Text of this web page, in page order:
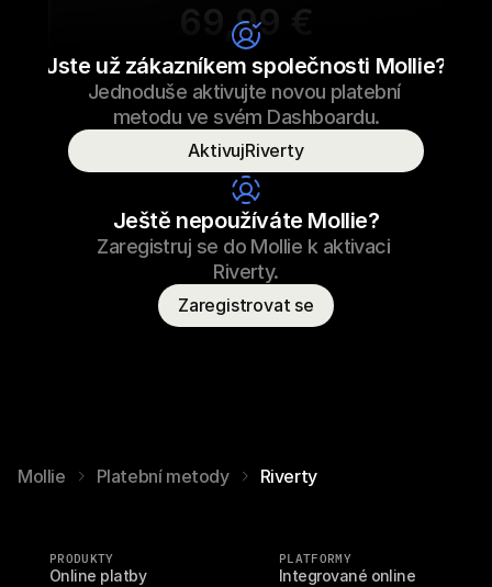
69,99 €
Tkaničky do tenisek
Tkaničky do tenisek
23.09.2022 17:29 69,99 €
Zaplaceno
Jste už zákazníkem společnosti Mollie?
Jednoduše aktivujte novou platební
metodu ve svém Dashboardu.
AktivujRiverty
Ještě nepoužíváte Mollie?
Zaregistruj se do Mollie k aktivaci
Riverty.
Zaregistrovat se
Mollie Platební metody Riverty
PRODUKTY
Online platby
PLATFORMY
Integrované online